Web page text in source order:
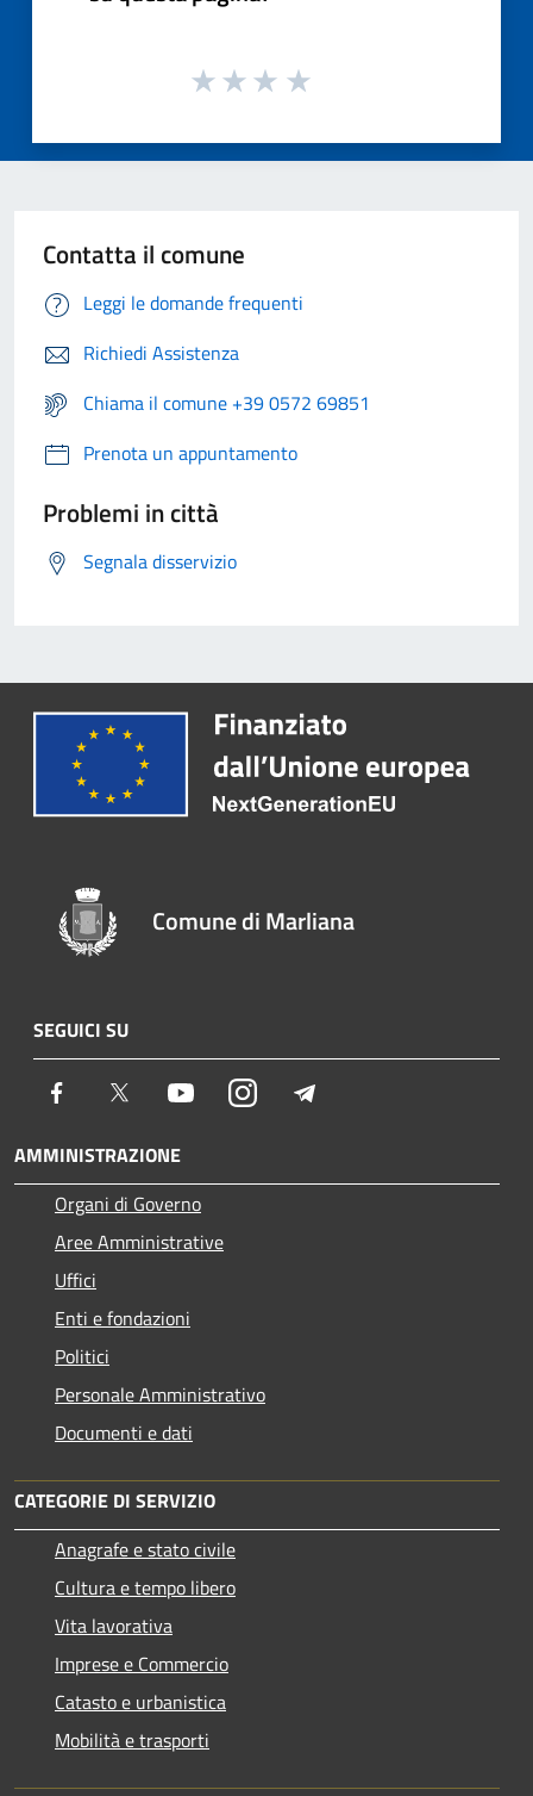
Contatta il comune
Leggi le domande frequenti
Richiedi Assistenza
Chiama il comune +39 0572 69851
Prenota un appuntamento
Problemi in città
Segnala disservizio
Comune di Marliana
SEGUICI SU
Facebook Twitter YoutubeInstagram
AMMINISTRAZIONE
Organi di Governo
Aree Amministrative
Uffici
Enti e fondazioni
Politici
Personale Amministrativo
Documenti e dati
CATEGORIE DI SERVIZIO
Anagrafe e stato civile
Cultura e tempo libero
Vita lavorativa
Imprese e Commercio
Catasto e urbanistica
Mobilità e trasporti